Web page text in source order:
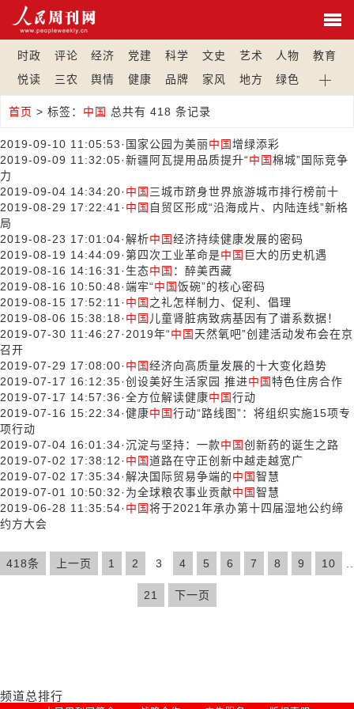
时政 评论 经济 党建 科学 文史 艺术 人物
教育
悦读
三农 舆情 健康 品牌 家风 地方 绿色
首页 > 标签： 中国 总共有 418 条记录
2019-09-10 11:05:53· 国家公园为美丽中国增绿添彩
2019-09-09 11:32:05·新疆阿瓦提用品质提升“中国棉城”国际竞争
力
2019-09-04 14:34:20· 中国 三城市跻身世界旅游城市排行榜前十
2019-08-29 17:22:41 · 中国 自贸区形成“沿海成片、内陆连线”新格
局
2019-08-23 17:01:04·解析中国经济持续健康发展的密码
2019-08-19 14:44:09·第四次工业革命是中国 巨大的历史机遇
2019-08-16 14:16:31 · 生态中国 ：醉美西藏
2019-08-16 10:50:48·端牢“中国饭碗”的核心密码
2019-08-15 17:52:11 · 中国 之礼怎样制力、促利、倡理
2019-08-06 15:38:18· 中国 儿童肾脏病致病基因有了谱系数据！
2019-07-30 11:46:27· 2019年“中国 天然氧吧”创建活动发布会在京
召开
2019-07-29 17:08:00· 中国经济向高质量发展的十大变化趋势
2019-07-17 16:12:35·创设美好生活家园 推进中国特色住房合作
2019-07-17 14:57:36·全方位解读健康中国行动
2019-07-16 15:22:34·健康中国行动“路线图”：将组织实施15项专
项行动
2019-07-04 16:01:34·沉淀与坚持：一款中国创新药的诞生之路
2019-07-02 17:38:12· 中国道路在守正创新中越走越宽广
2019-07-02 17:35:34·解决国际贸易争端的中国智慧
2019-07-01 10:50:32· 为全球粮农事业贡献中国智慧
2019-06-28 11:35:54· 中国将于2021年承办第十四届湿地公约缔
约方大会
418条 上一页 1 2 3 4 5 6 7 8 9 10
21 下一页
频道总排行